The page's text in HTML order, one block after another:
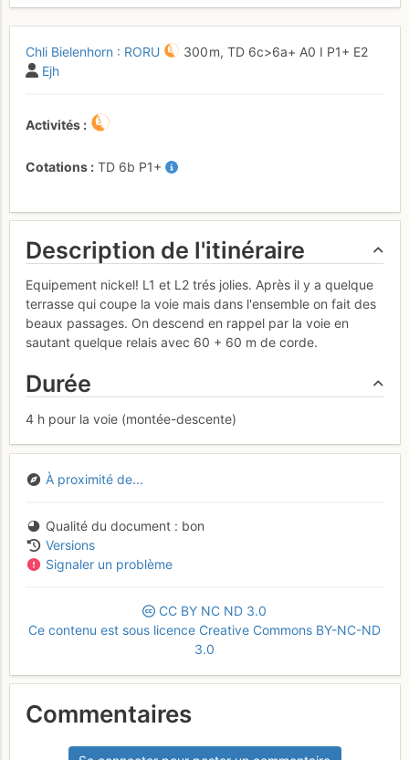
Chli Bielenhorn : RORU 300 m, TD 6c>6a+ A0 I P1+ E2
Ejh
Activités
Cotations TD 6b P1+
Description de l'itinéraire
Equipement nickel! L1 et L2 trés jolies. Après il y a quelque
terrasse qui coupe la voie mais dans l'ensemble on fait des
beaux passages. On descend en rappel par la voie en
sautant quelque relais avec 60 + 60 m de corde.
Durée
4 h pour la voie (montée-descente)
À proximité de...
Qualité du document
bon
Versions
Signaler un problème
CC BY NC ND 3.0
Ce contenu est sous licence Creative Commons BY-NC-ND
3.0
Commentaires